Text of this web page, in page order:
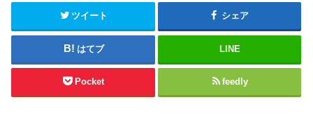
ツイート シェア
はてブ LINE
Pocket feedly